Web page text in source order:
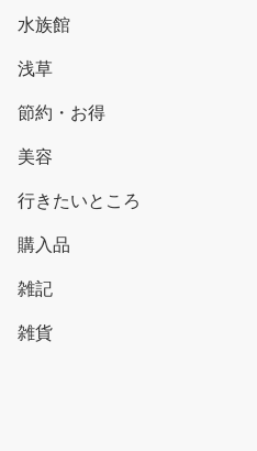
水族館
浅草
節約・お得
美容
行きたいところ
購入品
雑記
雑貨